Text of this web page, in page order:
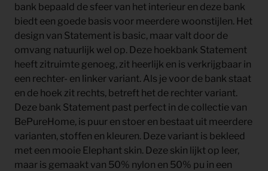
bank bepaald de sfeer van het interieur en deze bank
biedt een goede basis voor meerdere woonstijlen. Het
design van Statement is basic, maar valt door de
omvang natuurlijk wel op. Deze hoekbank Statement
heeft zitruimte genoeg, zit heerlijk en is verkrijgbaar in
een rechter- en linker variant. Als je voor de bank staat
en de hoek zit rechts, betreft het de rechter variant.
Deze bank Statement past perfect in de collectie van
BePureHome, is puur en stoer en bestaat uit meerdere
varianten, stoffen en kleuren. Deze variant is bekleed
met een mooie Elephant skin. Deze skin lijkt op leer,
maar is gemaakt van 50% nylon en 50% pu in een